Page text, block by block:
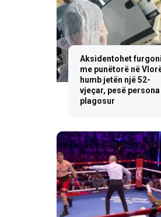
Aksidentohet furgoni
me punëtorë në
humb jetën një 52-
vjeçar, pesë
plagosur